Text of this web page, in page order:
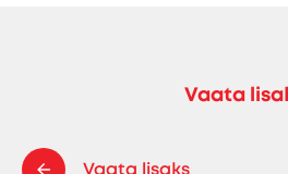
Vaata
Vaata lisaks